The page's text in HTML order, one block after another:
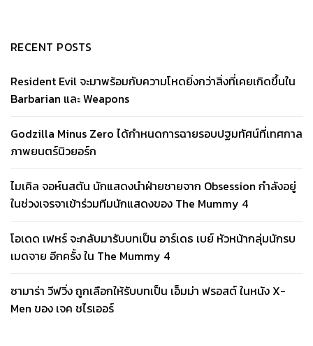
RECENT POSTS
Resident Evil จะมาพร้อมกับความโหดยิ่งกว่าสิ่งที่เคยเกิดขึ้นใน
Barbarian และ Weapons
Godzilla Minus Zero ได้กำหนดการฉายรอบปฐมทัศน์ที่เทศกาล
ภาพยนตร์นิวยอร์ก
ไมเคิล จอห์นสตัน นักแสดงนำฝ่ายชายจาก Obsession กำลังอยู่
ในช่วงเจรจาเข้าร่วมทีมนักแสดงของ The Mummy 4
โอเดด เฟหร์ จะกลับมารับบทเป็น อาร์เดธ เบย์ หัวหน้ากลุ่มนักรบ
เมดจาย อีกครั้ง ใน The Mummy 4
ซามาร่า วีฟวิ่ง ถูกเลือกให้รับบทเป็น เอ็มม่า ฟรอสต์ ในหนัง X-
Men ของ เจค ชไรเออร์